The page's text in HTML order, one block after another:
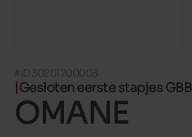
#ID 30201700003
Gesloten eerste stapjes GBB
OMANE